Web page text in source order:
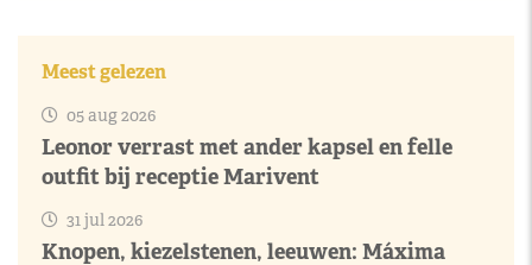
Meest gelezen
05 aug 2026
Leonor verrast met ander kapsel en felle
outfit bij receptie Marivent
31 jul 2026
Knopen, kiezelstenen, leeuwen: Máxima